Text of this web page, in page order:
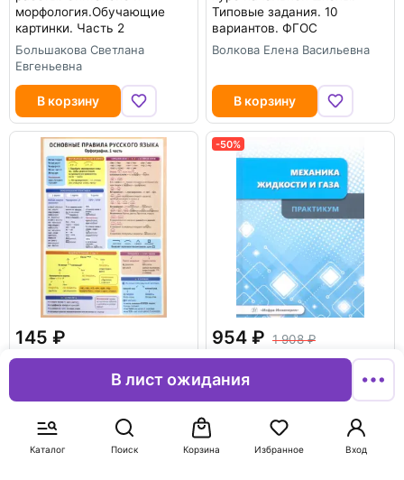
Каталог Поиск Вход
Избранное
Корзина
В лист ожидания
морфология.Обучающие
картинки. Часть 2
Большакова Светлана
Евгеньевна
В корзину
Типовые задания. 10
вариантов. ФГОС
Волкова Елена Васильевна
В корзину
145
Основные правила русского
языка. Орфография. Часть 1
В корзину
-50%
954
1 908
Механика жидкости и газа.
Практикум
В корзину